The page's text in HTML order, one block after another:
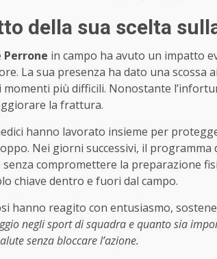
della sua scelta
Perrone in campo ha avuto un impatto
La sua presenza ha dato una
momenti più difficili. Nonostante
la frattura.
hanno lavorato insieme per
Nei giorni successivi, il
compromettere la preparazione
chiave dentro e fuori dal campo.
hanno reagito con entusiasmo,
negli sport di squadra e quanto sia
senza bloccare l’azione.